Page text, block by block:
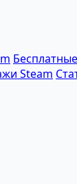
Steam